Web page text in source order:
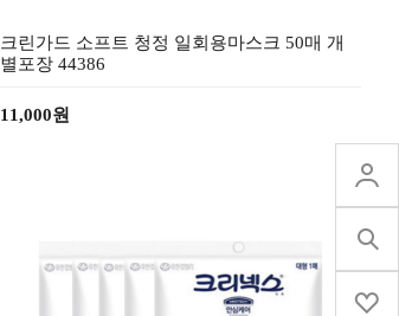
크린가드 소프트 청정 일회용마스크 50매 개
별포장 44386
11,000원